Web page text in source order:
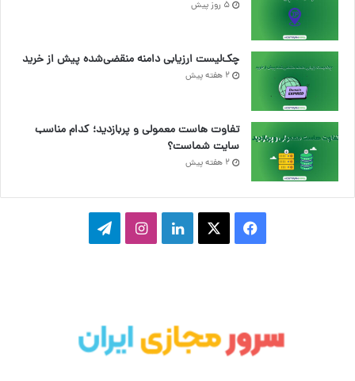
5 روز پیش
چک‌لیست ارزیابی دامنه منقضی‌شده پیش از خرید
2 هفته پیش
تفاوت هاست معمولی و پربازدید؛ کدام مناسب
سایت شماست؟
2 هفته پیش
و
ک
د
س
ت
ا